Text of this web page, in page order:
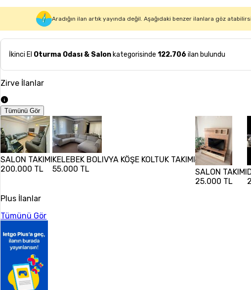
Aradığın ilan artık yayında değil. Aşağıdaki benzer ilanlara göz
İkinci El Oturma Odası & Salon kategorisinde 122.706 ilan bulundu
Zirve İlanlar
Tümünü Gör
SALON TAKIMI
200.000 TL
KELEBEK BOLIVYA KÖŞE KOLTUK TAKIMI
55.000 TL
SALON TAKIMI
25.000 TL
Plus İlanlar
Tümünü Gör